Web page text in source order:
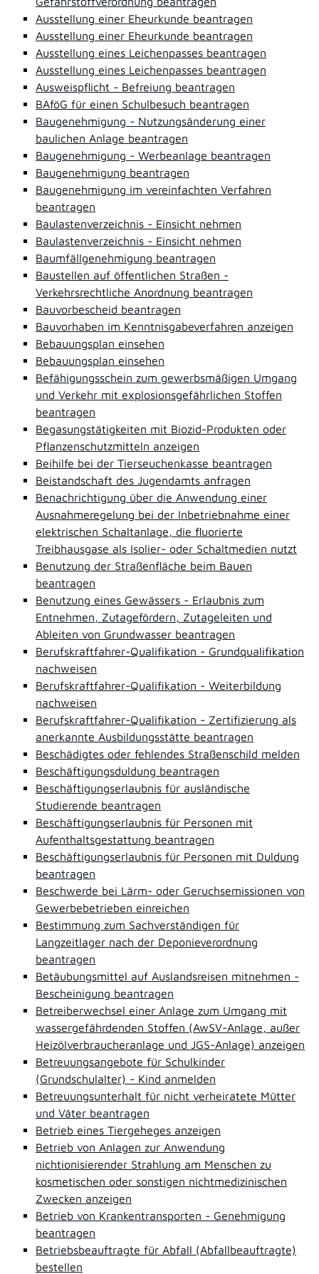
Ausstellung einer Eheurkunde beantragen
Ausstellung einer Eheurkunde beantragen
Ausstellung eines Leichenpasses beantragen
Ausstellung eines Leichenpasses beantragen
Ausweispflicht - Befreiung beantragen
BAföG für einen Schulbesuch beantragen
Baugenehmigung - Nutzungsänderung einer
baulichen Anlage beantragen
Baugenehmigung - Werbeanlage beantragen
Baugenehmigung beantragen
Baugenehmigung im vereinfachten Verfahren
beantragen
Baulastenverzeichnis - Einsicht nehmen
Baulastenverzeichnis - Einsicht nehmen
Baumfällgenehmigung beantragen
Baustellen auf öffentlichen Straßen -
Verkehrsrechtliche Anordnung beantragen
Bauvorbescheid beantragen
Bauvorhaben im Kenntnisgabeverfahren anzeigen
Bebauungsplan einsehen
Bebauungsplan einsehen
Befähigungsschein zum gewerbsmäßigen Umgang
und Verkehr mit explosionsgefährlichen Stoffen
beantragen
Begasungstätigkeiten mit Biozid-Produkten oder
Pflanzenschutzmitteln anzeigen
Beihilfe bei der Tierseuchenkasse beantragen
Beistandschaft des Jugendamts anfragen
Benachrichtigung über die Anwendung einer
Ausnahmeregelung bei der Inbetriebnahme einer
elektrischen Schaltanlage, die fluorierte
Treibhausgase als Isolier- oder Schaltmedien nutzt
Benutzung der Straßenfläche beim Bauen
beantragen
Benutzung eines Gewässers - Erlaubnis zum
Entnehmen, Zutagefördern, Zutageleiten und
Ableiten von Grundwasser beantragen
Berufskraftfahrer-Qualifikation - Grundqualifikation
nachweisen
Berufskraftfahrer-Qualifikation - Weiterbildung
nachweisen
Berufskraftfahrer-Qualifikation - Zertifizierung als
anerkannte Ausbildungsstätte beantragen
Beschädigtes oder fehlendes Straßenschild melden
Beschäftigungsduldung beantragen
Beschäftigungserlaubnis für ausländische
Studierende beantragen
Beschäftigungserlaubnis für Personen mit
Aufenthaltsgestattung beantragen
Beschäftigungserlaubnis für Personen mit Duldung
beantragen
Beschwerde bei Lärm- oder Geruchsemissionen von
Gewerbebetrieben einreichen
Bestimmung zum Sachverständigen für
Langzeitlager nach der Deponieverordnung
beantragen
Betäubungsmittel auf Auslandsreisen mitnehmen -
Bescheinigung beantragen
Betreiberwechsel einer Anlage zum Umgang mit
wassergefährdenden Stoffen (AwSV-Anlage, außer
Heizölverbraucheranlage und JGS-Anlage) anzeigen
Betreuungsangebote für Schulkinder
(Grundschulalter) - Kind anmelden
Betreuungsunterhalt für nicht verheiratete Mütter
und Väter beantragen
Betrieb eines Tiergeheges anzeigen
Betrieb von Anlagen zur Anwendung
nichtionisierender Strahlung am Menschen zu
kosmetischen oder sonstigen nichtmedizinischen
Zwecken anzeigen
Betrieb von Krankentransporten - Genehmigung
beantragen
Betriebsbeauftragte für Abfall (Abfallbeauftragte)
bestellen